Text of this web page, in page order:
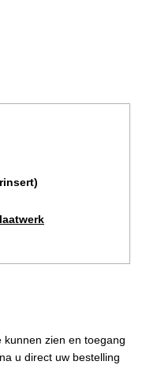
kunnen zien en toegang
u direct uw bestelling